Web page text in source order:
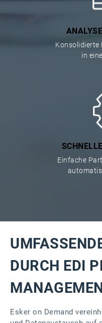
Konsolidierte
in
Einfache
DURCH EDI
Esker on Demand